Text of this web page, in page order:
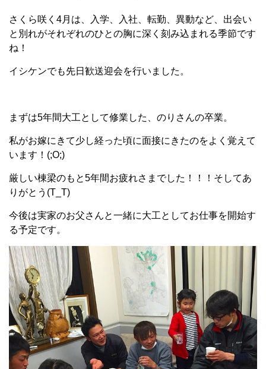
さくら咲く4月は、入学、入社、転勤、異動など、出会い
と別れがそれぞれのひとの胸に深く刻み込まれる季節です
ね！
イシケンでも先日歓送迎会を行いました。
まずは5年間大工として修業した、のりさんの卒業。
私がお嫁にきて少し経った頃に面接にきたのをよく覚えて
います！(;O;)
厳しい棟梁のもと5年間お疲れさまでした！！！そしてあ
りがとう(T_T)
今後は実家のお父さんと一緒に大工としてお仕事を開始す
る予定です。